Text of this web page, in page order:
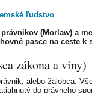
ľudstvo
(Morlaw) a
pasce na ceste k
zákona a viny)
alebo žalobca.
do právneho